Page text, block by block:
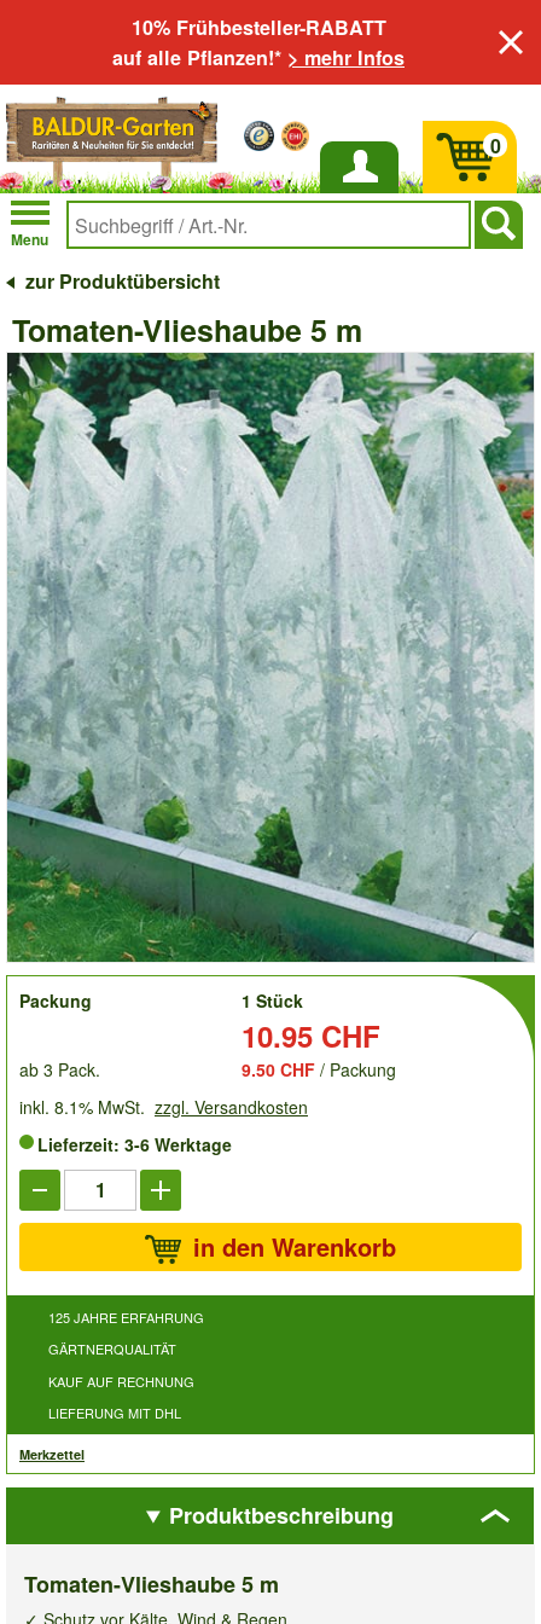
10% Frühbesteller-RABATT
auf alle Pflanzen!* > mehr Infos
Anmelden
Menu
0
zur Produktübersicht
Tomaten-Vlieshaube 5 m
order
Packung
1 Stück
10.95 CHF
ab 3 Pack. 9.50 CHF / Packung
inkl. 8.1% MwSt. zzgl. Versandkosten
Lieferzeit: 3-6 Werktage
in den Warenkorb
125 JAHRE ERFAHRUNG
GÄRTNERQUALITÄT
KAUF AUF RECHNUNG
LIEFERUNG MIT DHL
Merkzettel
Produktbeschreibung
Tomaten-Vlieshaube 5 m